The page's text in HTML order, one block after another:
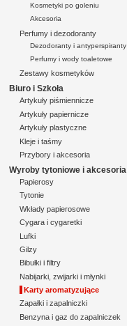
Kosmetyki po goleniu
Akcesoria
Perfumy i dezodoranty
Dezodoranty i antyperspiranty
Perfumy i wody toaletowe
Zestawy kosmetyków
Biuro i Szkoła
Artykuły piśmiennicze
Artykuły papiernicze
Artykuły plastyczne
Kleje i taśmy
Przybory i akcesoria
Wyroby tytoniowe i akcesoria
Papierosy
Tytonie
Wkłady papierosowe
Cygara i cygaretki
Lufki
Gilzy
Bibułki i filtry
Nabijarki, zwijarki i młynki
Karty aromatyzujące
Zapałki i zapalniczki
Benzyna i gaz do zapalniczek